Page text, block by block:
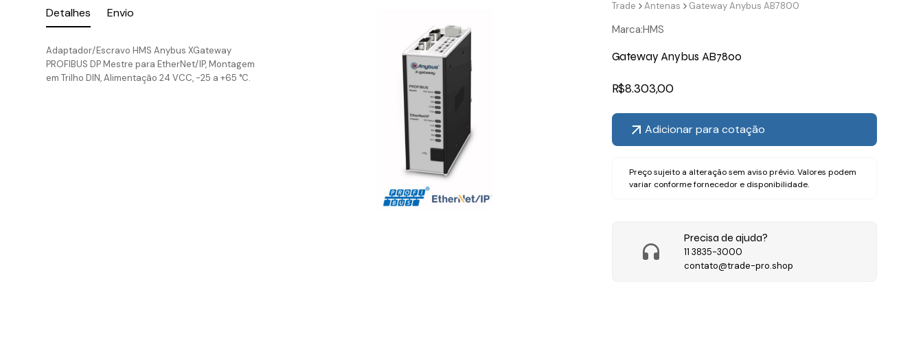
Detalhes Envio
Adaptador/Escravo HMS Anybus XGateway
PROFIBUS DP Mestre para EtherNet/IP, Montagem
em Trilho DIN, Alimentação 24 VCC, -25 a +65 °C.
Trade Antenas Gateway Anybus AB7800
Marca:HMS
Gateway Anybus AB7800
R$8.303,00
Adicionar para cotação
Preço sujeito a alteração sem aviso prévio. Valores podem
variar conforme fornecedor e disponibilidade.
Precisa de ajuda?
11 3835-3000
contato@trade-pro.shop